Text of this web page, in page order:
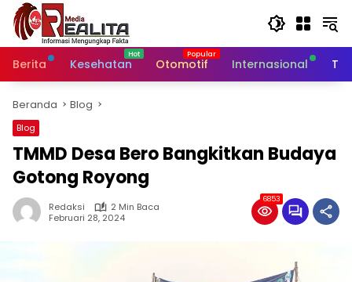
Langsung
konten
Berita
Kesehatan Otomotif Internasional
Beranda Blog
Blog
TMMD Desa Bero Bangkitkan Budaya
Gotong Royong
Redaksi
2 Min Baca
Februari 28, 2024
6853